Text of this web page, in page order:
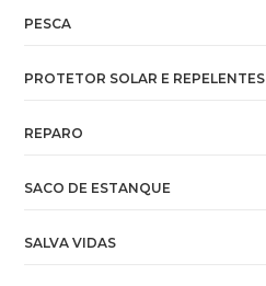
PESCA
PROTETOR SOLAR E REPELENTES
REPARO
SACO DE ESTANQUE
SALVA VIDAS